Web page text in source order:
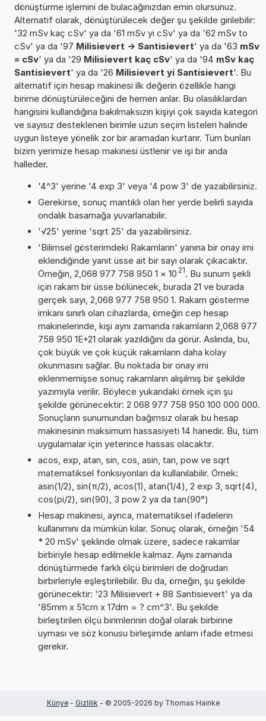
dönüştürme işlemini de bulacağınızdan emin olursunuz.
Alternatif olarak, dönüştürülecek değer şu şekilde girilebilir:
'32 mSv kaç cSv' ya da '61 mSv yi cSv' ya da '62 mSv to
cSv' ya da '97 Milisievert -> Santisievert' ya da '63 mSv
= cSv' ya da '29 Milisievert kaç cSv' ya da '94 mSv kaç
Santisievert' ya da '26 Milisievert yi Santisievert'. Bu
alternatif için hesap makinesi ilk değerin özellikle hangi
birime dönüştürüleceğini de hemen anlar. Bu olasılıklardan
hangisini kullandığına bakılmaksızın kişiyi çok sayıda kategori
ve sayısız desteklenen birimle uzun seçim listeleri halinde
uygun listeye yönelik zor bir aramadan kurtarır. Tüm bunları
bizim yerimize hesap makinesi üstlenir ve işi bir anda
halleder.
'4^3' yerine '4 exp 3' veya '4 pow 3' de yazabilirsiniz.
Gerekirse, sonuç mantıklı olan her yerde belirli sayıda
ondalık basamağa yuvarlanabilir.
'√25' yerine 'sqrt 25' da yazabilirsiniz.
'Bilimsel gösterimdeki Rakamların' yanına bir onay imi
eklendiğinde yanıt üsse ait bir sayı olarak çıkacaktır.
Örneğin, 2,068 977 758 950 1 × 10 21. Bu sunum şekli
için rakam bir üsse bölünecek, burada 21 ve burada
gerçek sayı, 2,068 977 758 950 1. Rakam gösterme
imkanı sınırlı olan cihazlarda, örneğin cep hesap
makinelerinde, kişi aynı zamanda rakamların 2,068 977
758 950 1E+21 olarak yazıldığını da görür. Aslında, bu,
çok büyük ve çok küçük rakamların daha kolay
okunmasını sağlar. Bu noktada bir onay imi
eklenmemişse sonuç rakamların alışılmış bir şekilde
yazımıyla verilir. Böylece yukarıdaki örnek için şu
şekilde görünecektir: 2 068 977 758 950 100 000 000.
Sonuçların sunumundan bağımsız olarak bu hesap
makinesinin maksimum hassasiyeti 14 hanedir. Bu, tüm
uygulamalar için yeterince hassas olacaktır.
acos, exp, atan, sin, cos, asin, tan, pow ve sqrt
matematiksel fonksiyonları da kullanılabilir. Örnek:
asin(1/2), sin(π/2), acos(1), atan(1/4), 2 exp 3, sqrt(4),
cos(pi/2), sin(90), 3 pow 2 ya da tan(90°)
Hesap makinesi, ayrıca, matematiksel ifadelerin
kullanımını da mümkün kılar. Sonuç olarak, örneğin '54
* 20 mSv' şeklinde olmak üzere, sadece rakamlar
birbiriyle hesap edilmekle kalmaz. Aynı zamanda
dönüştürmede farklı ölçü birimleri de doğrudan
birbirleriyle eşleştirilebilir. Bu da, örneğin, şu şekilde
görünecektir: '23 Milisievert + 88 Santisievert' ya da
'85mm x 51cm x 17dm = ? cm^3'. Bu şekilde
birleştirilen ölçü birimlerinin doğal olarak birbirine
uyması ve söz konusu birleşimde anlam ifade etmesi
gerekir.
Künye- Gizlilik - © 2005-2026 by Thomas Hainke